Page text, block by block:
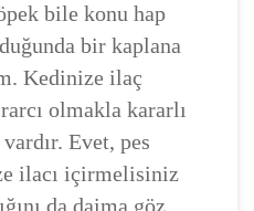
bile konu hap
bir kaplana
Kedinize ilaç
olmakla kararlı
Evet, pes
ilacı içirmelisiniz
da daima göz